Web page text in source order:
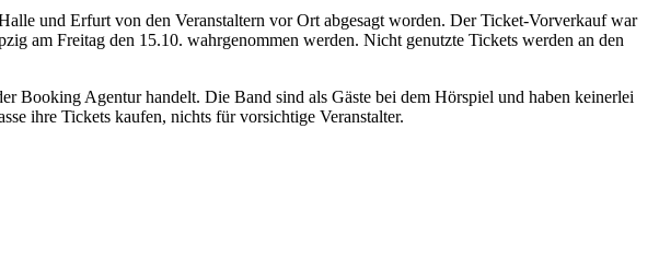
am Freitag den 15.10. wahrgenommen werden. Nicht genutzte Tickets werden an den
Booking Agentur handelt. Die Band sind als Gäste bei dem Hörspiel und haben keinerlei
ihre Tickets kaufen, nichts für vorsichtige Veranstalter.